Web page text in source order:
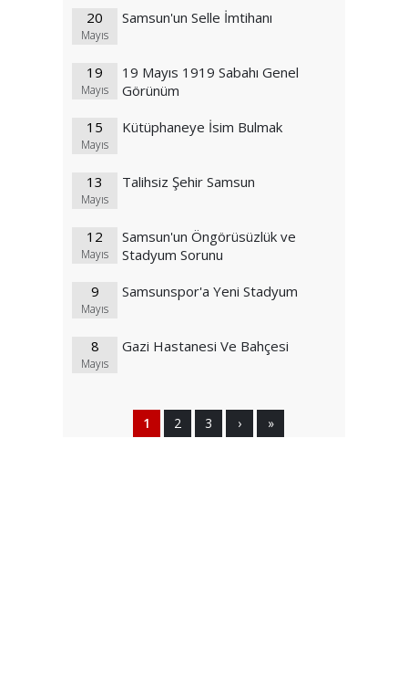
20
Mayıs
Samsun'un Selle İmtihanı
19
Mayıs
19 Mayıs 1919 Sabahı Genel
Görünüm
15
Mayıs
Kütüphaneye İsim Bulmak
13
Mayıs
Talihsiz Şehir Samsun
12
Mayıs
Samsun'un Öngörüsüzlük ve
Stadyum Sorunu
9
Mayıs
Samsunspor'a Yeni Stadyum
8
Mayıs
Gazi Hastanesi Ve Bahçesi
1 2 3 › »